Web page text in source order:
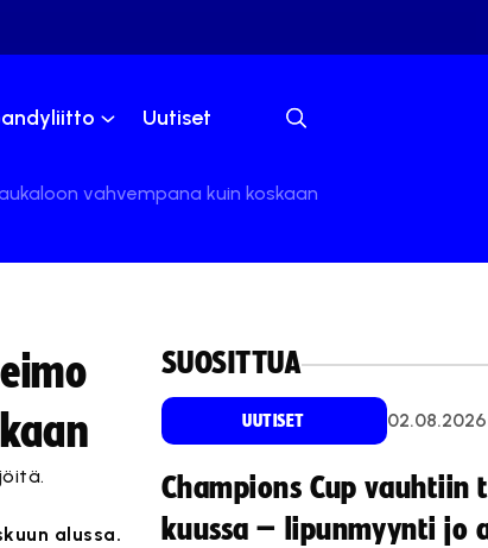
Uutiset
vahvempana kuin koskaan
alussa.
SUOSITTUA
UUTISET 02.08.2026
Champions Cup vauhtiin
kuussa – lipunmyynti jo